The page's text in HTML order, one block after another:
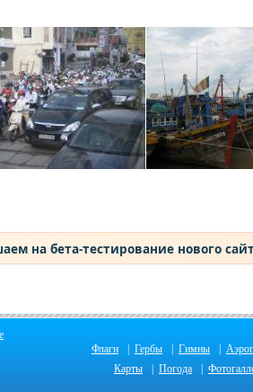
на бета-тестирование нового
Флаги Гербы Гимны
Карты
Погода